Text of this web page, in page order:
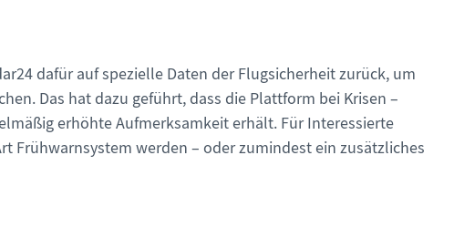
dafür auf spezielle Daten der Flugsicherheit zurück, um
Das hat dazu geführt, dass die Plattform bei Krisen –
erhöhte Aufmerksamkeit erhält. Für Interessierte
Frühwarnsystem werden – oder zumindest ein zusätzliches